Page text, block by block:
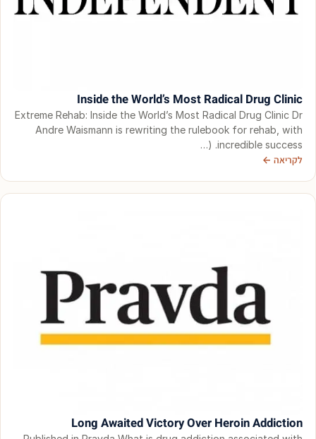
Inside the World’s Most Radical Drug Clinic
Extreme Rehab: Inside the World’s Most Radical Drug Clinic Dr
Andre Waismann is rewriting the rulebook for rehab, with
incredible success. (…
לקריאה ←
Long Awaited Victory Over Heroin Addiction